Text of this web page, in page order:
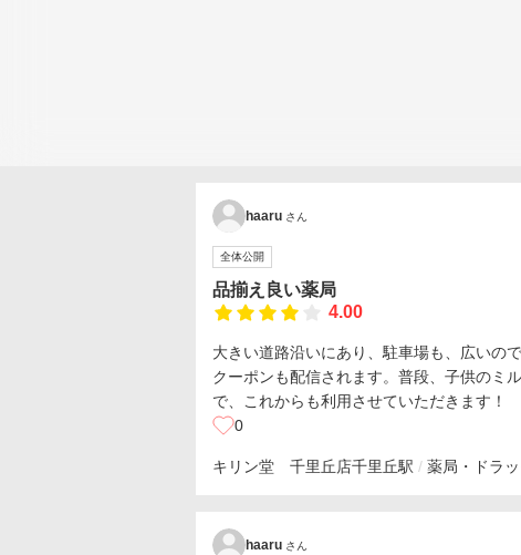
haaru さん
全体公開
品揃え良い薬局
4.00
大きい道路沿いにあり、駐車場も、広いの
クーポンも配信されます。普段、子供のミ
で、これからも利用させていただきます！
0
キリン堂 千里丘店千里丘駅 薬局・ドラ
haaru さん